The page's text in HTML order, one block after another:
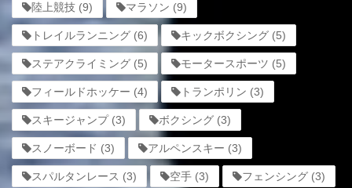
陸上競技 (9) マラソン (9)
トレイルランニング (6) キックボクシング (5)
ステアクライミング (5) モータースポーツ (5)
フィールドホッケー (4) トランポリン (3)
スキージャンプ(3) ボクシング (3)
スノーボード (3) アルペンスキー (3)
スパルタンレース (3) 空手 (3) フェンシング (3)